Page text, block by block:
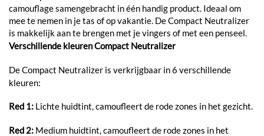
camouflage samengebracht in één handig product. Ideaal om
mee te nemen in je tas of op vakantie. De Compact Neutralizer
is makkelijk aan te brengen met je vingers of met een penseel.
Verschillende kleuren Compact Neutralizer
De Compact Neutralizer is verkrijgbaar in 6 verschillende
kleuren:
Red 1: Lichte huidtint, camoufleert de rode zones in het gezicht.
Red 2: Medium huidtint, camoufleert de rode zones in het